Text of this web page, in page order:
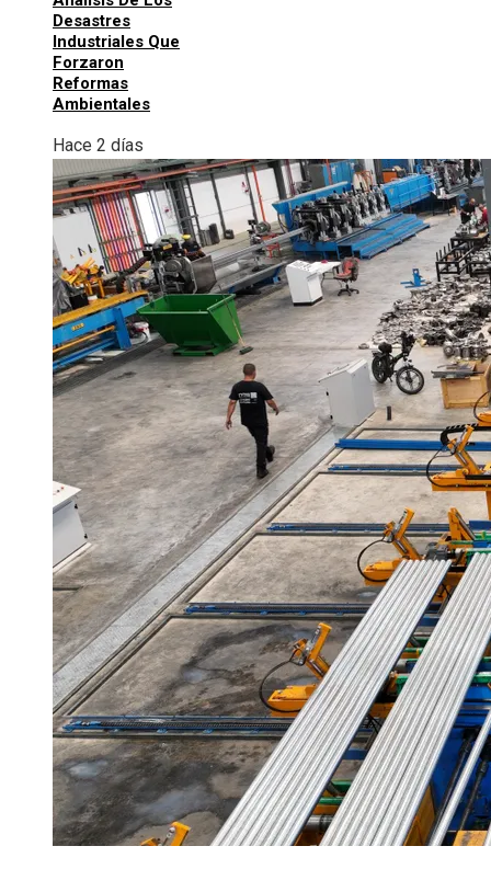
Desastres
Industriales Que
Forzaron
Reformas
Ambientales
Hace 2 días